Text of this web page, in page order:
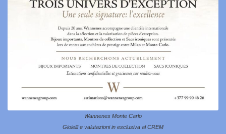
Wannenes Monte Carlo
Gioielli e valutazioni in esclusiva al CREM